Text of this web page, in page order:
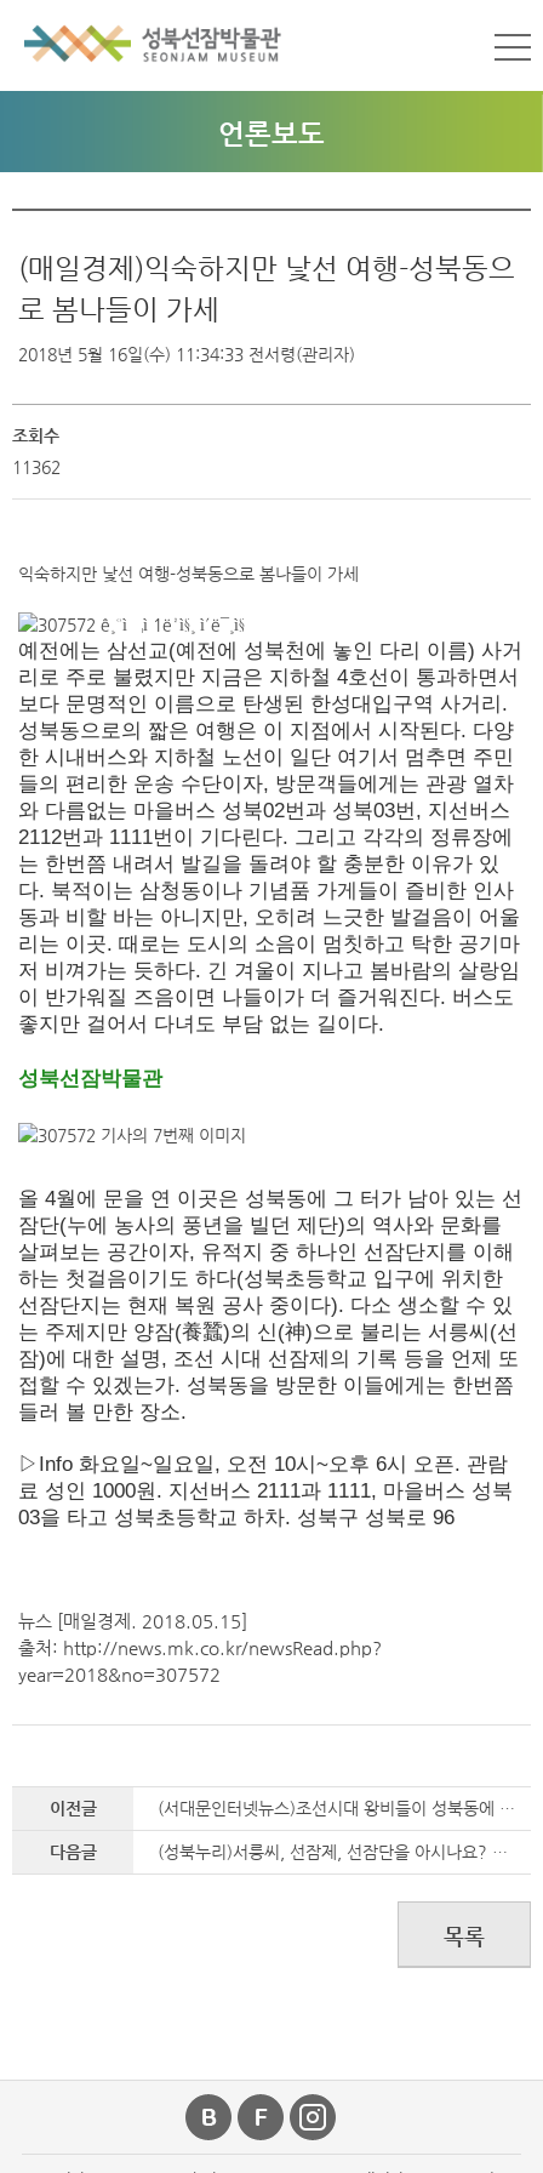
언론보도
(매일경제)익숙하지만 낯선 여행-성북동으
로 봄나들이 가세
2018년 5월 16일(수) 11:34:33 전서령(관리자)
조회수
11362
익숙하지만 낯선 여행-성북동으로 봄나들이 가세
예전에는 삼선교(예전에 성북천에 놓인 다리 이름) 사거
리로 주로 불렸지만 지금은 지하철 4호선이 통과하면서
보다 문명적인 이름으로 탄생된 한성대입구역 사거리.
성북동으로의 짧은 여행은 이 지점에서 시작된다. 다양
한 시내버스와 지하철 노선이 일단 여기서 멈추면 주민
들의 편리한 운송 수단이자, 방문객들에게는 관광 열차
와 다름없는 마을버스 성북02번과 성북03번, 지선버스
2112번과 1111번이 기다린다. 그리고 각각의 정류장에
는 한번쯤 내려서 발길을 돌려야 할 충분한 이유가 있
다. 북적이는 삼청동이나 기념품 가게들이 즐비한 인사
동과 비할 바는 아니지만, 오히려 느긋한 발걸음이 어울
리는 이곳. 때로는 도시의 소음이 멈칫하고 탁한 공기마
저 비껴가는 듯하다. 긴 겨울이 지나고 봄바람의 살랑임
이 반가워질 즈음이면 나들이가 더 즐거워진다. 버스도
좋지만 걸어서 다녀도 부담 없는 길이다.
성북선잠박물관
올 4월에 문을 연 이곳은 성북동에 그 터가 남아 있는 선
잠단(누에 농사의 풍년을 빌던 제단)의 역사와 문화를
살펴보는 공간이자, 유적지 중 하나인 선잠단지를 이해
하는 첫걸음이기도 하다(성북초등학교 입구에 위치한
선잠단지는 현재 복원 공사 중이다). 다소 생소할 수 있
는 주제지만 양잠(養蠶)의 신(神)으로 불리는 서릉씨(선
잠)에 대한 설명, 조선 시대 선잠제의 기록 등을 언제 또
접할 수 있겠는가. 성북동을 방문한 이들에게는 한번쯤
들러 볼 만한 장소.
▷Info 화요일~일요일, 오전 10시~오후 6시 오픈. 관람
료 성인 1000원. 지선버스 2111과 1111, 마을버스 성북
03을 타고 성북초등학교 하차. 성북구 성북로 96
뉴스 [매일경제. 2018.05.15]
출처: http://news.mk.co.kr/newsRead.php?
year=2018&no=307572
이전글 (서대문인터넷뉴스)조선시대 왕비들이 성북동에 간 까닭은?
다음글 (성북누리)서릉씨, 선잠제, 선잠단을 아시나요? 궁굼하다면 <성북선잠박물관>으로 놀러오세요
목록